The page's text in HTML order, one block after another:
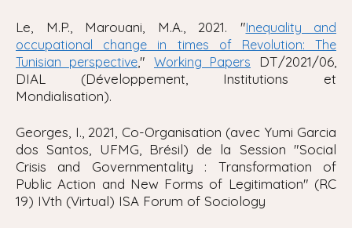
Le, M.P., Marouani, M.A., 2021. "Inequality and
occupational change in times of Revolution: The
Tunisian perspective," Working Papers DT/2021/06,
DIAL (Développement, Institutions et
Mondialisation).
Georges, I., 2021, Co-Organisation (avec Yumi Garcia
dos Santos, UFMG, Brésil) de la Session "Social
Crisis and Governmentality : Transformation of
Public Action and New Forms of Legitimation" (RC
19) IVth (Virtual) ISA Forum of Sociology